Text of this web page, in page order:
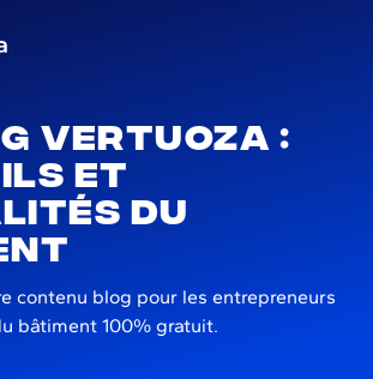
Vertuoza :
et
du
contenu blog pour les entrepreneurs
bâtiment 100% gratuit.